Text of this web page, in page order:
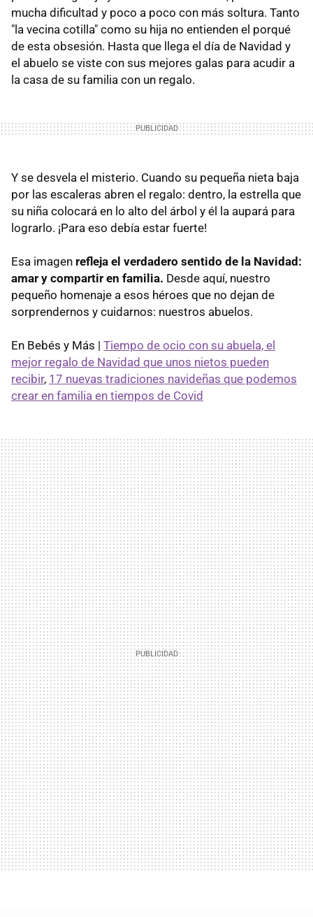
mucha dificultad y poco a poco con más soltura. Tanto
"la vecina cotilla" como su hija no entienden el porqué
de esta obsesión. Hasta que llega el día de Navidad y
el abuelo se viste con sus mejores galas para acudir a
la casa de su familia con un regalo.
Y se desvela el misterio. Cuando su pequeña nieta baja
por las escaleras abren el regalo: dentro, la estrella que
su niña colocará en lo alto del árbol y él la aupará para
lograrlo. ¡Para eso debía estar fuerte!
Esa imagen refleja el verdadero sentido de la Navidad:
amar y compartir en familia. Desde aquí, nuestro
pequeño homenaje a esos héroes que no dejan de
sorprendernos y cuidarnos: nuestros abuelos.
En Bebés y Más | Tiempo de ocio con su abuela, el
mejor regalo de Navidad que unos nietos pueden
recibir, 17 nuevas tradiciones navideñas que podemos
crear en familia en tiempos de Covid